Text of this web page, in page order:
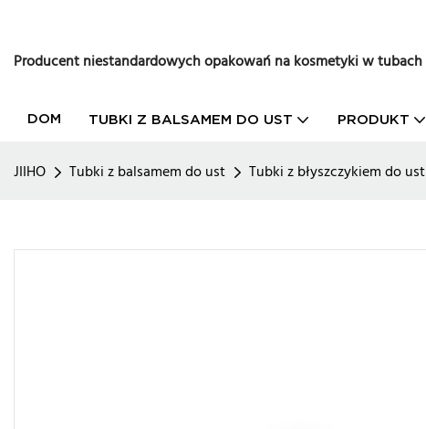
Producent niestandardowych opakowań na kosmetyki w tubach
DOM TUBKI Z BALSAMEM DO UST PRODUKT
JIIHO Tubki z balsamem do ust Tubki z błyszczykiem do ust